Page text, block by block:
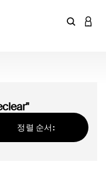
키워드
정렬 순서: